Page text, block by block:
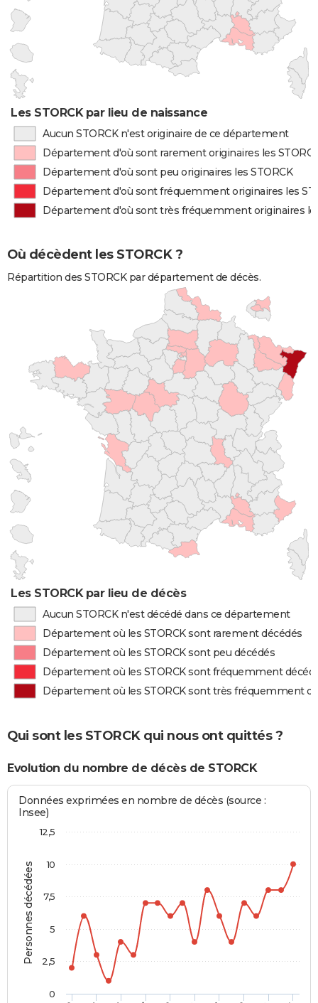
Les STORCK par lieu de naissance
Aucun STORCK n'est originaire de ce département
Département d'où sont rarement originaires les
Département d'où sont peu originaires les STORCK
Département d'où sont fréquemment originaires les
Département d'où sont très fréquemment originaires
Où décèdent les STORCK ?
Répartition des STORCK par département de décès.
Les STORCK par lieu de décès
Aucun STORCK n'est décédé dans ce département
Département où les STORCK sont rarement décédés
Département où les STORCK sont peu décédés
Département où les STORCK sont fréquemment
Département où les STORCK sont très fréquemment
Qui sont les STORCK qui nous ont quittés ?
Evolution du nombre de décès de STORCK
Personnes décédées
Données exprimées en nombre de décès (source :
Insee)
0
2,5
5
7,5
10
12,5